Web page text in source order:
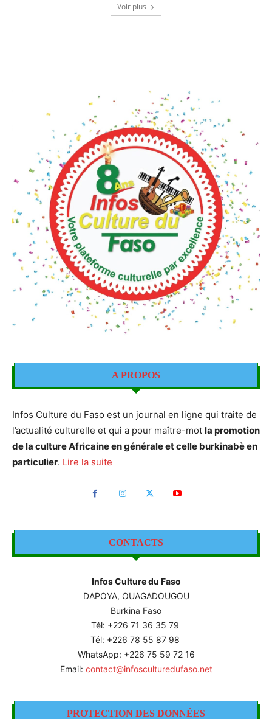
Voir plus
A PROPOS
Infos Culture du Faso est un journal en ligne qui traite de
l’actualité culturelle et qui a pour maître-mot la promotion
de la culture Africaine en générale et celle burkinabè en
particulier. Lire la suite
CONTACTS
Infos Culture du Faso
DAPOYA, OUAGADOUGOU
Burkina Faso
Tél: +226 71 36 35 79
Tél: +226 78 55 87 98
WhatsApp: +226 75 59 72 16
Email: contact@infosculturedufaso.net
PROTECTION DES DONNÉES